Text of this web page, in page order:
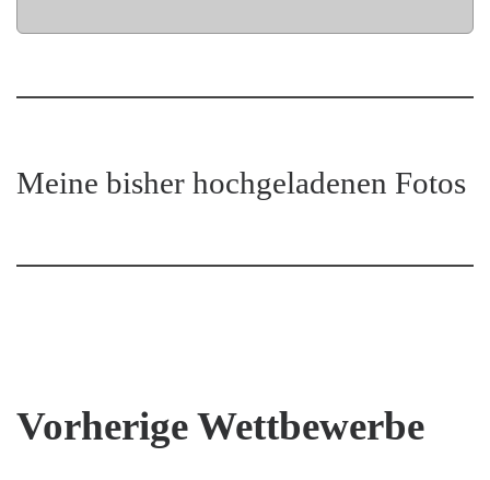
Meine bisher hochgeladenen Fotos
Vorherige Wettbewerbe